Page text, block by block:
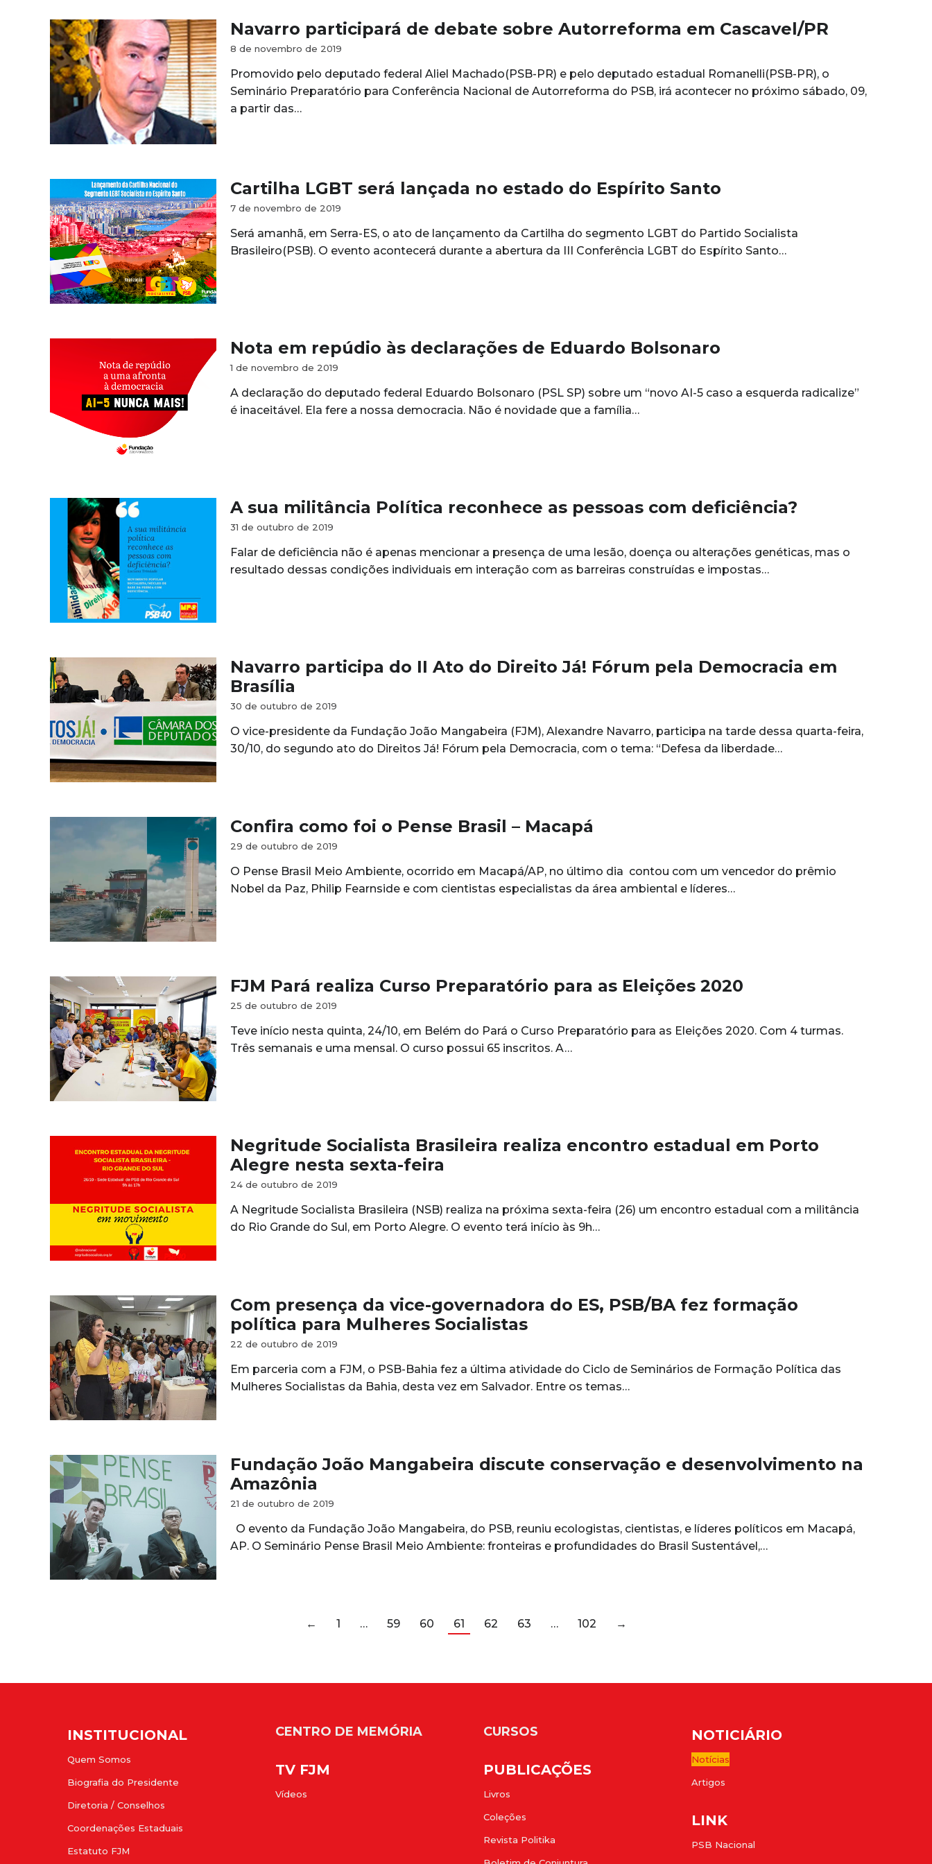
Navarro participará de debate sobre Autorreforma em Cascavel/PR
8 de novembro de 2019
Promovido pelo deputado federal Aliel Machado(PSB-PR) e pelo deputado estadual Romanelli(PSB-PR), o
Seminário Preparatório para Conferência Nacional de Autorreforma do PSB, irá acontecer no próximo sábado, 09,
a partir das…
Cartilha LGBT será lançada no estado do Espírito Santo
7 de novembro de 2019
Será amanhã, em Serra-ES, o ato de lançamento da Cartilha do segmento LGBT do Partido Socialista
Brasileiro(PSB). O evento acontecerá durante a abertura da III Conferência LGBT do Espírito Santo…
Nota em repúdio às declarações de Eduardo Bolsonaro
1 de novembro de 2019
A declaração do deputado federal Eduardo Bolsonaro (PSL SP) sobre um “novo AI-5 caso a esquerda radicalize”
é inaceitável. Ela fere a nossa democracia. Não é novidade que a família…
A sua militância Política reconhece as pessoas com deficiência?
31 de outubro de 2019
Falar de deficiência não é apenas mencionar a presença de uma lesão, doença ou alterações genéticas, mas o
resultado dessas condições individuais em interação com as barreiras construídas e impostas…
Navarro participa do II Ato do Direito Já! Fórum pela Democracia em
Brasília
30 de outubro de 2019
O vice-presidente da Fundação João Mangabeira (FJM), Alexandre Navarro, participa na tarde dessa quarta-feira,
30/10, do segundo ato do Direitos Já! Fórum pela Democracia, com o tema: “Defesa da liberdade…
Confira como foi o Pense Brasil – Macapá
29 de outubro de 2019
O Pense Brasil Meio Ambiente, ocorrido em Macapá/AP, no último dia contou com um vencedor do prêmio
Nobel da Paz, Philip Fearnside e com cientistas especialistas da área ambiental e líderes…
FJM Pará realiza Curso Preparatório para as Eleições 2020
25 de outubro de 2019
Teve início nesta quinta, 24/10, em Belém do Pará o Curso Preparatório para as Eleições 2020. Com 4 turmas.
Três semanais e uma mensal. O curso possui 65 inscritos. A…
Negritude Socialista Brasileira realiza encontro estadual em Porto
Alegre nesta sexta-feira
24 de outubro de 2019
A Negritude Socialista Brasileira (NSB) realiza na próxima sexta-feira (26) um encontro estadual com a militância
do Rio Grande do Sul, em Porto Alegre. O evento terá início às 9h…
Com presença da vice-governadora do ES, PSB/BA fez formação
política para Mulheres Socialistas
22 de outubro de 2019
Em parceria com a FJM, o PSB-Bahia fez a última atividade do Ciclo de Seminários de Formação Política das
Mulheres Socialistas da Bahia, desta vez em Salvador. Entre os temas…
Fundação João Mangabeira discute conservação e desenvolvimento na
Amazônia
21 de outubro de 2019
O evento da Fundação João Mangabeira, do PSB, reuniu ecologistas, cientistas, e líderes políticos em Macapá,
AP. O Seminário Pense Brasil Meio Ambiente: fronteiras e profundidades do Brasil Sustentável,…
← 1 … 59 60 61 62 63 … 102 →
INSTITUCIONAL
Quem Somos
Biografia do Presidente
Diretoria / Conselhos
Coordenações Estaduais
Estatuto FJM
CENTRO DE MEMÓRIA
TV FJM
Vídeos
CURSOS
PUBLICAÇÕES
Livros
Coleções
Revista Politika
NOTICIÁRIO
Notícias
Artigos
LINK
PSB Nacional